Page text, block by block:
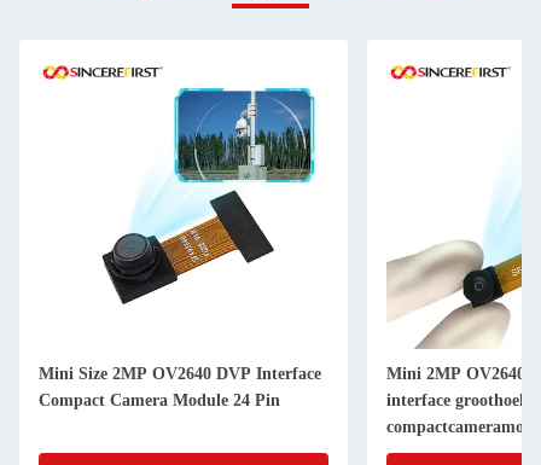
Mini Size 2MP OV2640 DVP Interface
Compact Camera Module 24 Pin
Mini 2MP OV2640
interface groothoek